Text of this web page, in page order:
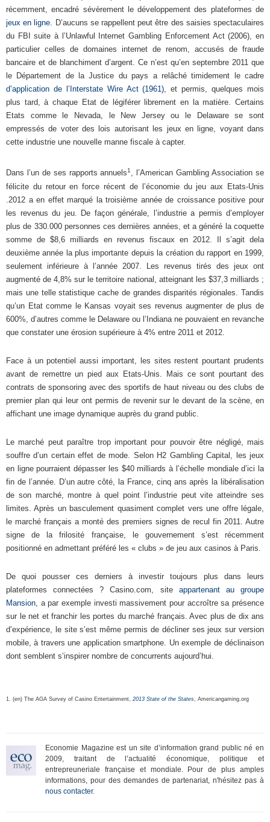
récemment, encadré sévèrement le développement des plateformes de
jeux en ligne. D’aucuns se rappellent peut être des saisies spectaculaires
du FBI suite à l’Unlawful Internet Gambling Enforcement Act (2006), en
particulier celles de domaines internet de renom, accusés de fraude
bancaire et de blanchiment d’argent. Ce n’est qu’en septembre 2011 que
le Département de la Justice du pays a relâché timidement le cadre
d’application de l’Interstate Wire Act (1961), et permis, quelques mois
plus tard, à chaque Etat de légiférer librement en la matière. Certains
Etats comme le Nevada, le New Jersey ou le Delaware se sont
empressés de voter des lois autorisant les jeux en ligne, voyant dans
cette industrie une nouvelle manne fiscale à capter.
Dans l’un de ses rapports annuels1, l’American Gambling Association se
félicite du retour en force récent de l’économie du jeu aux Etats-Unis
.2012 a en effet marqué la troisième année de croissance positive pour
les revenus du jeu. De façon générale, l’industrie a permis d’employer
plus de 330.000 personnes ces dernières années, et a généré la coquette
somme de $8,6 milliards en revenus fiscaux en 2012. Il s’agit dela
deuxième année la plus importante depuis la création du rapport en 1999,
seulement inférieure à l’année 2007. Les revenus tirés des jeux ont
augmenté de 4,8% sur le territoire national, atteignant les $37,3 milliards ;
mais une telle statistique cache de grandes disparités régionales. Tandis
qu’un Etat comme le Kansas voyait ses revenus augmenter de plus de
600%, d’autres comme le Delaware ou l’Indiana ne pouvaient en revanche
que constater une érosion supérieure à 4% entre 2011 et 2012.
Face à un potentiel aussi important, les sites restent pourtant prudents
avant de remettre un pied aux Etats-Unis. Mais ce sont pourtant des
contrats de sponsoring avec des sportifs de haut niveau ou des clubs de
premier plan qui leur ont permis de revenir sur le devant de la scène, en
affichant une image dynamique auprès du grand public.
Le marché peut paraître trop important pour pouvoir être négligé, mais
souffre d’un certain effet de mode. Selon H2 Gambling Capital, les jeux
en ligne pourraient dépasser les $40 milliards à l’échelle mondiale d’ici la
fin de l’année. D’un autre côté, la France, cinq ans après la libéralisation
de son marché, montre à quel point l’industrie peut vite atteindre ses
limites. Après un basculement quasiment complet vers une offre légale,
le marché français a monté des premiers signes de recul fin 2011. Autre
signe de la frilosité française, le gouvernement s’est récemment
positionné en admettant préféré les « clubs » de jeu aux casinos à Paris.
De quoi pousser ces derniers à investir toujours plus dans leurs
plateformes connectées ? Casino.com, site appartenant au groupe
Mansion , a par exemple investi massivement pour accroître sa présence
sur le net et franchir les portes du marché français. Avec plus de dix ans
d’expérience, le site s’est même permis de décliner ses jeux sur version
mobile, à travers une application smartphone. Un exemple de déclinaison
dont semblent s’inspirer nombre de concurrents aujourd’hui.
1. (en) The AGA Survey of Casino Entertainment, 2013 State of the States , Americangaming.org
Economie Magazine est un site d’information grand public né en
2009, traitant de l’actualité économique, politique et
entrepreuneriale française et mondiale. Pour de plus amples
informations, pour des demandes de partenariat, n'hésitez pas à
nous contacter.